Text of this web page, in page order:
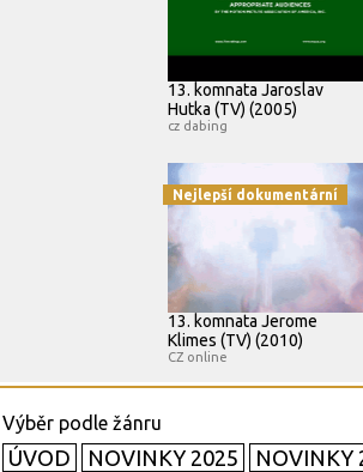
13. komnata Jaroslav
Hutka (TV) (2005)
cz dabing
Nejlepší dokumentární
13. komnata Jerome
Klimes (TV) (2010)
CZ online
ÚVOD NOVINKY 2025
NOVINKY